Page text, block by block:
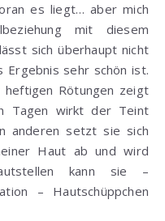
es liegt… aber mich
mit diesem
sich überhaupt nicht
Ergebnis sehr schön ist.
Rötungen zeigt
Tagen wirkt der Teint
anderen setzt sie sich
Haut ab und wird
kann sie –
– Hautschüppchen